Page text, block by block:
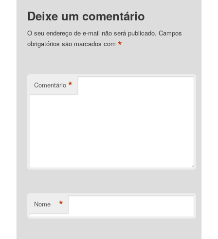
Deixe um comentário
O seu endereço de e-mail não será publicado. Campos
obrigatórios são marcados com*
Comentário *
Nome *